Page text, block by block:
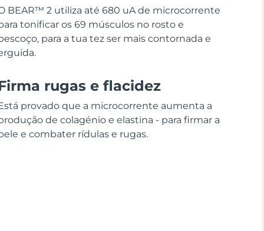
BEAR™ 2 utiliza até 680 uA de microcorrente
tonificar os 69 músculos no rosto e
para a tua tez ser mais contornada e
rugas e flacidez
provado que a microcorrente aumenta a
de colagénio e elastina - para firmar a
e combater rídulas e rugas.